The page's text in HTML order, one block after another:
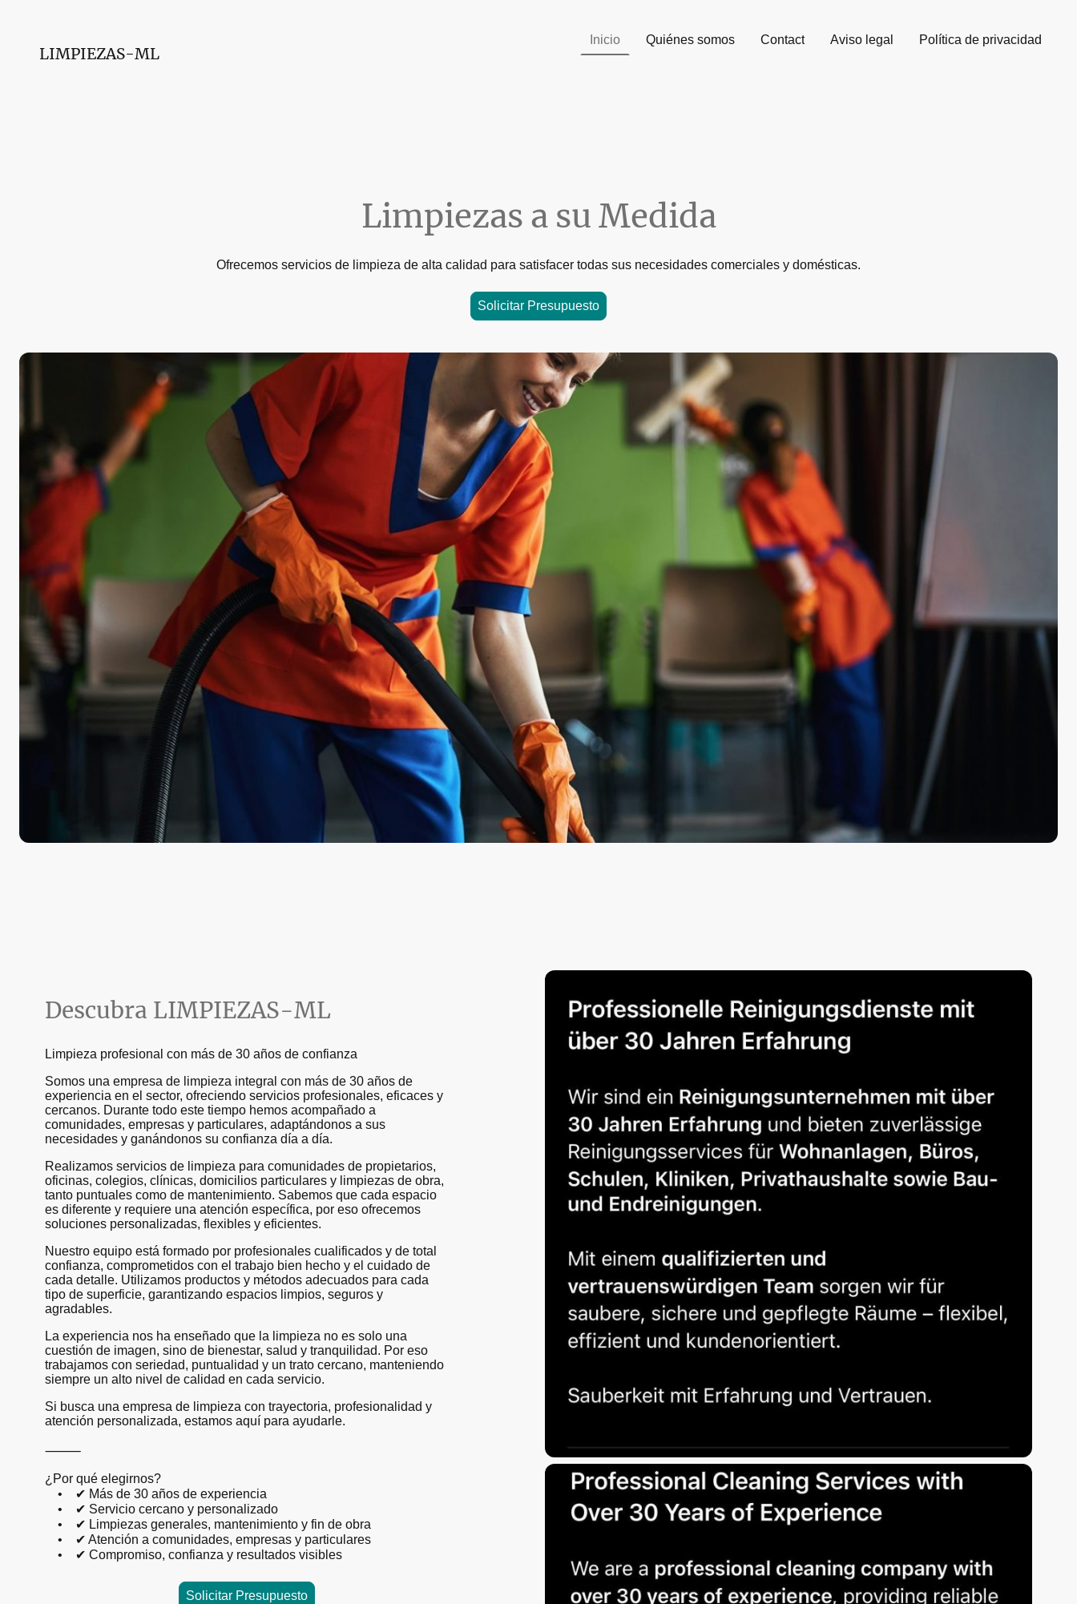
LIMPIEZAS-ML
Inicio Quiénes somos Contact Aviso legal Política de privacidad
Limpiezas a su Medida
Ofrecemos servicios de limpieza de alta calidad para satisfacer todas sus necesidades comerciales y domésticas.
Solicitar Presupuesto
Descubra LIMPIEZAS-ML
Limpieza profesional con más de 30 años de confianza
Somos una empresa de limpieza integral con más de 30 años de
experiencia en el sector, ofreciendo servicios profesionales, eficaces y
cercanos. Durante todo este tiempo hemos acompañado a
comunidades, empresas y particulares, adaptándonos a sus
necesidades y ganándonos su confianza día a día.
Realizamos servicios de limpieza para comunidades de propietarios,
oficinas, colegios, clínicas, domicilios particulares y limpiezas de obra,
tanto puntuales como de mantenimiento. Sabemos que cada espacio
es diferente y requiere una atención específica, por eso ofrecemos
soluciones personalizadas, flexibles y eficientes.
Nuestro equipo está formado por profesionales cualificados y de total
confianza, comprometidos con el trabajo bien hecho y el cuidado de
cada detalle. Utilizamos productos y métodos adecuados para cada
tipo de superficie, garantizando espacios limpios, seguros y
agradables.
La experiencia nos ha enseñado que la limpieza no es solo una
cuestión de imagen, sino de bienestar, salud y tranquilidad. Por eso
trabajamos con seriedad, puntualidad y un trato cercano, manteniendo
siempre un alto nivel de calidad en cada servicio.
Si busca una empresa de limpieza con trayectoria, profesionalidad y
atención personalizada, estamos aquí para ayudarle.
⸻
¿Por qué elegirnos?
• ✔ Más de 30 años de experiencia
• ✔ Servicio cercano y personalizado
• ✔ Limpiezas generales, mantenimiento y fin de obra
• ✔ Atención a comunidades, empresas y particulares
• ✔ Compromiso, confianza y resultados visibles
Solicitar Presupuesto